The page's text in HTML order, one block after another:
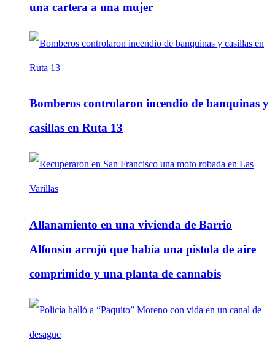
una cartera a una mujer
Bomberos controlaron incendio de banquinas y
casillas en Ruta 13
Allanamiento en una vivienda de Barrio
Alfonsín arrojó que había una pistola de aire
comprimido y una planta de cannabis